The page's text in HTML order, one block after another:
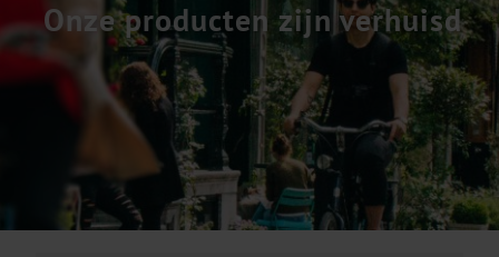
Onze producten zijn verhuisd